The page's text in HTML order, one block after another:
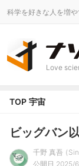
科学を好きな人を増
Love
TOP 宇宙
ビッグバン
千野 真吾
公開日 2025/